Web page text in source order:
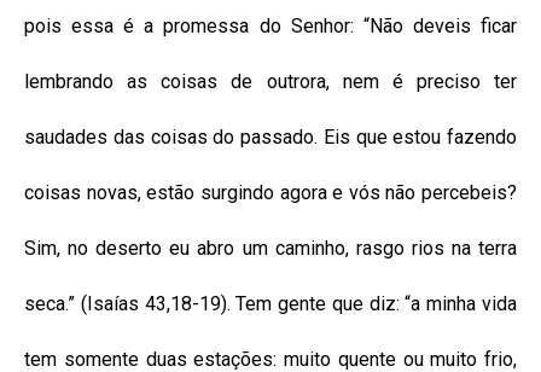
pois essa é a promessa do Senhor: “Não deveis ficar
lembrando as coisas de outrora, nem é preciso ter
saudades das coisas do passado. Eis que estou fazendo
coisas novas, estão surgindo agora e vós não percebeis?
Sim, no deserto eu abro um caminho, rasgo rios na terra
seca.” (Isaías 43,18-19). Tem gente que diz: “a minha vida
tem somente duas estações: muito quente ou muito frio,